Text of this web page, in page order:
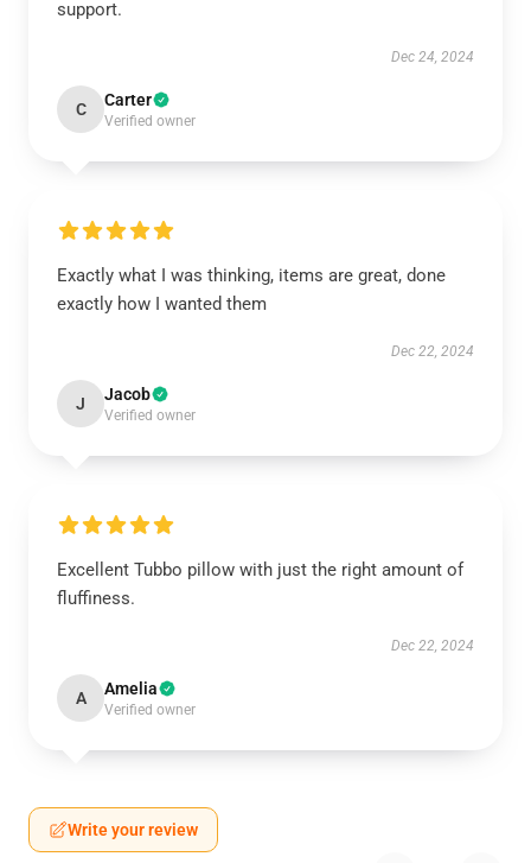
support.
Dec 24, 2024
C Carter
Verified owner
Exactly what I was thinking, items are great, done
exactly how I wanted them
Dec 22, 2024
J Jacob
Verified owner
Excellent Tubbo pillow with just the right amount of
fluffiness.
Dec 22, 2024
A Amelia
Verified owner
Write your review